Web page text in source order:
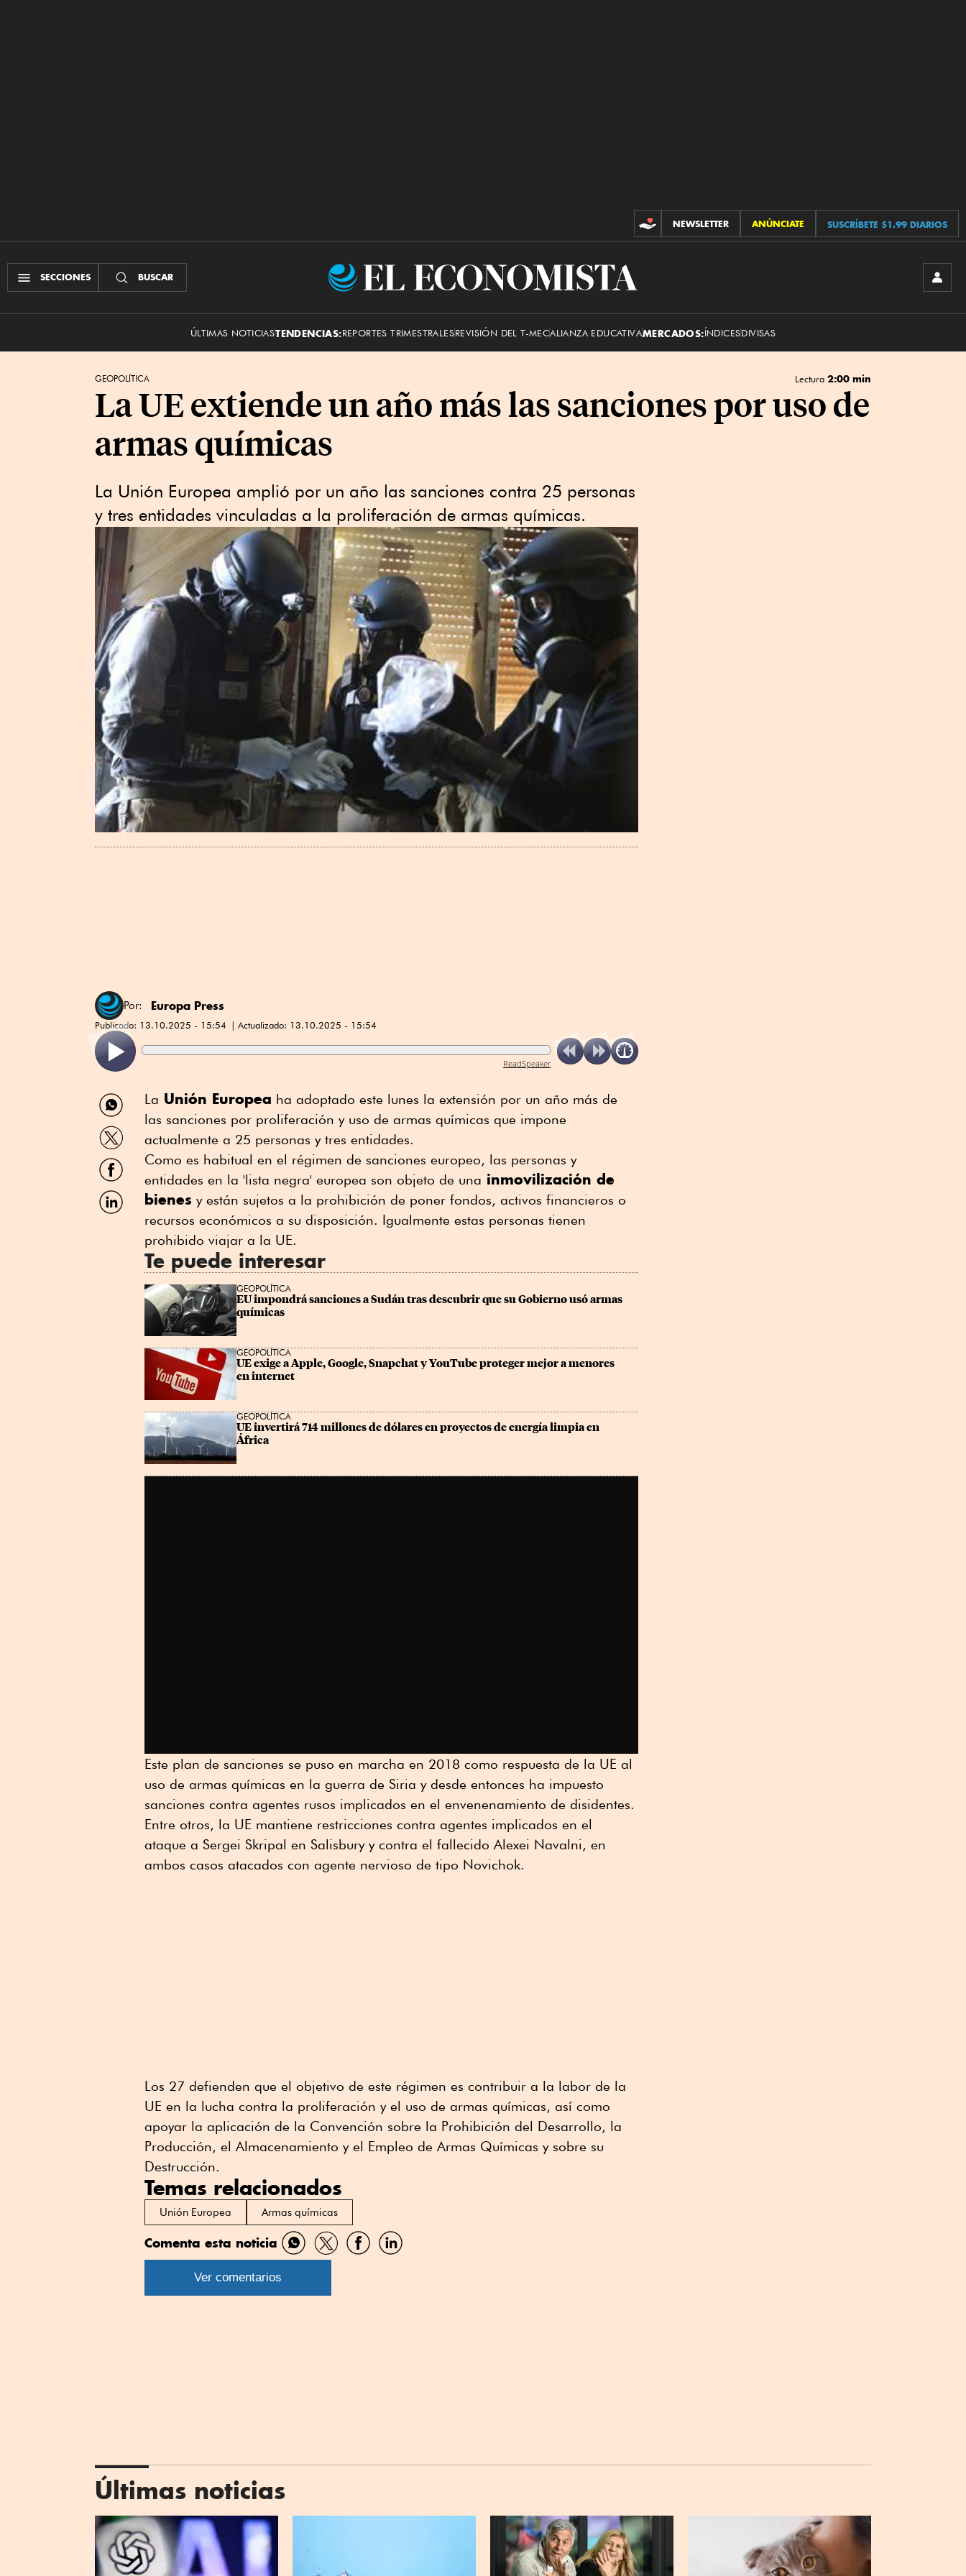
CONTRIBUCIONES
NEWSLETTER ANÚNCIATE SUSCRÍBETE $1.99 DIARIOS
SECCIONES BUSCAR
El
ÚLTIMAS NOTICIASTENDENCIAS:REPORTES TRIMESTRALESREVISIÓN DEL T-MECALIANZA EDUCATIVAMERCADOS:ÍNDICESDIVISAS
GEOPOLÍTICA Lectura 2:00 min
La UE extiende un año más las sanciones por uso de
armas químicas
La Unión Europea amplió por un año las sanciones contra 25 personas
y tres entidades vinculadas a la proliferación de armas químicas.
Por: Europa Press
Publicado: 13.10.2025 - 15:54 Actualizado: 13.10.2025 - 15:54
ReadSpeaker
Compartir
por
WhatsApp
Compartir
por
Twitter
Compartir
por
Facebook
Compartir
por
La Unión Europea ha adoptado este lunes la extensión por un año más de
las sanciones por proliferación y uso de armas químicas que impone
actualmente a 25 personas y tres entidades.
Como es habitual en el régimen de sanciones europeo, las personas y
entidades en la 'lista negra' europea son objeto de una inmovilización de
bienes y están sujetos a la prohibición de poner fondos, activos financieros o
recursos económicos a su disposición. Igualmente estas personas tienen
prohibido viajar a la UE.
Te puede interesar
GEOPOLÍTICA
EU impondrá sanciones a Sudán tras descubrir que su Gobierno usó armas
químicas
GEOPOLÍTICA
UE exige a Apple, Google, Snapchat y YouTube proteger mejor a menores
en internet
GEOPOLÍTICA
UE invertirá 714 millones de dólares en proyectos de energía limpia en
África
Este plan de sanciones se puso en marcha en 2018 como respuesta de la UE al
uso de armas químicas en la guerra de Siria y desde entonces ha impuesto
sanciones contra agentes rusos implicados en el envenenamiento de disidentes.
Entre otros, la UE mantiene restricciones contra agentes implicados en el
ataque a Sergei Skripal en Salisbury y contra el fallecido Alexei Navalni, en
ambos casos atacados con agente nervioso de tipo Novichok.
Los 27 defienden que el objetivo de este régimen es contribuir a la labor de la
UE en la lucha contra la proliferación y el uso de armas químicas, así como
apoyar la aplicación de la Convención sobre la Prohibición del Desarrollo, la
Producción, el Almacenamiento y el Empleo de Armas Químicas y sobre su
Destrucción.
Temas relacionados
Unión Europea Armas químicas
Comenta esta noticia
Compartir
por
Compartir
por
CompartirCompartir
Ver comentarios
Últimas noticias